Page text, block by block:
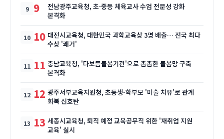
9
전남광주교육청, 초·중등 체육교사 수업 전문성 강화
본격화
10 대전시교육청, 대한민국 과학교육상 3명 배출… 전국 최다
수상 '쾌거'
11 충남교육청, '다보듬돌봄기관'으로 촘촘한 돌봄망 구축
본격화
12 광주서부교육지원청, 초등생-학부모 '미술 치유'로 관계
회복 신호탄
13 세종시교육청, 퇴직 예정 교육공무직 위한 '재취업 지원
교육' 실시